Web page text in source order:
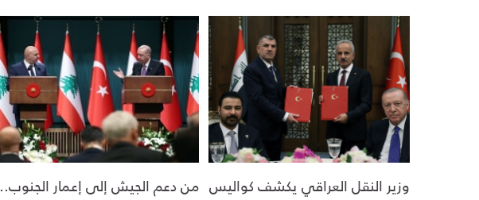
وزير النقل العراقي يكشف كواليس من دعم الجيش إلى إعمار الجنوب..